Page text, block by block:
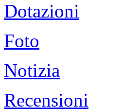
Dotazioni
Foto
Notizia
Recensioni